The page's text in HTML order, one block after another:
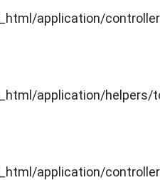
application/
application/helpers/
application/